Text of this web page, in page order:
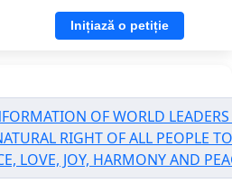
Inițiază o petiție
OF WORLD
RIGHT OF ALL PEOPLE
LOVE, JOY, HARMONY AND